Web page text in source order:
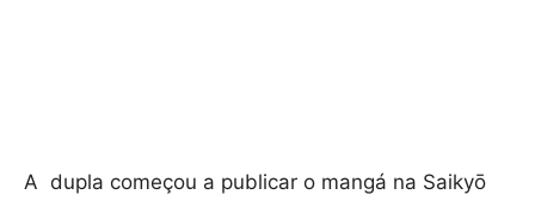
A dupla começou a publicar o mangá na Saikyō